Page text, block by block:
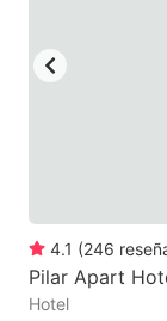
4.1 (246
Pilar Apart
Hotel